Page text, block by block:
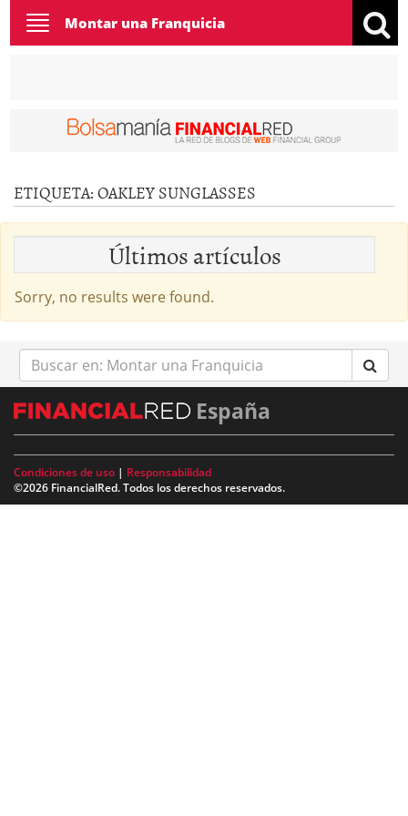
Toggle
navigation
Montar una Franquicia
ETIQUETA:OAKLEY SUNGLASSES
Últimos artículos
Sorry, no results were found.
Buscar
en:
España
Condiciones de uso | Responsabilidad
©2026 FinancialRed. Todos los derechos reservados.